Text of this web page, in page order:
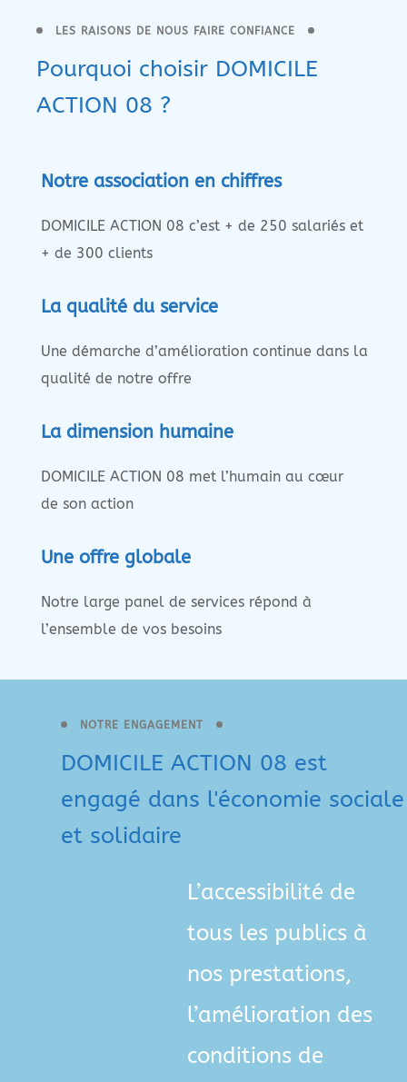
LES RAISONS DE NOUS FAIRE CONFIANCE
Pourquoi choisir DOMICILE
ACTION 08 ?
Notre association en chiffres
DOMICILE ACTION 08 c’est + de 250 salariés et
+ de 300 clients
La qualité du service
Une démarche d’amélioration continue dans la
qualité de notre offre
La dimension humaine
DOMICILE ACTION 08 met l’humain au cœur
de son action
Une offre globale
Notre large panel de services répond à
l’ensemble de vos besoins
NOTRE ENGAGEMENT
DOMICILE ACTION 08 est
engagé dans l'économie sociale
et solidaire
L’accessibilité de
tous les publics à
nos prestations,
l’amélioration des
conditions de